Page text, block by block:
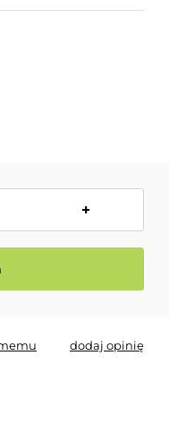
+
dodaj opinię